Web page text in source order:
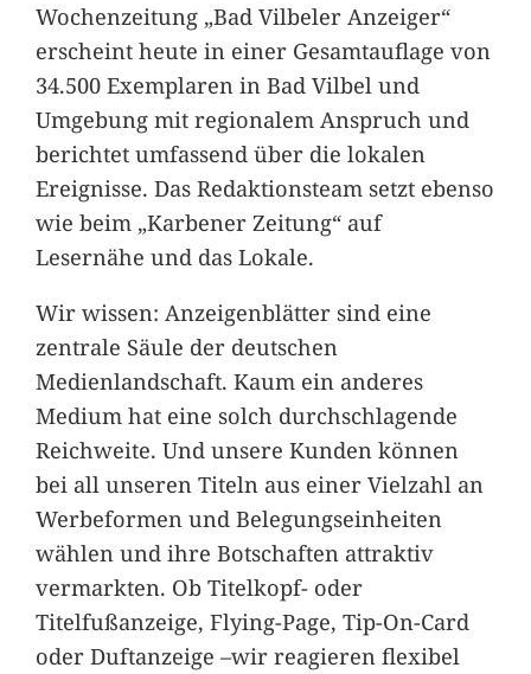
Wochenzeitung „Bad Vilbeler Anzeiger“
erscheint heute in einer Gesamtauflage von
34.500 Exemplaren in Bad Vilbel und
Umgebung mit regionalem Anspruch und
berichtet umfassend über die lokalen
Ereignisse. Das Redaktionsteam setzt ebenso
wie beim „Karbener Zeitung“ auf
Lesernähe und das Lokale.
Wir wissen: Anzeigenblätter sind eine
zentrale Säule der deutschen
Medienlandschaft. Kaum ein anderes
Medium hat eine solch durchschlagende
Reichweite. Und unsere Kunden können
bei all unseren Titeln aus einer Vielzahl an
Werbeformen und Belegungseinheiten
wählen und ihre Botschaften attraktiv
vermarkten. Ob Titelkopf- oder
Titelfußanzeige, Flying-Page, Tip-On-Card
oder Duftanzeige –wir reagieren flexibel